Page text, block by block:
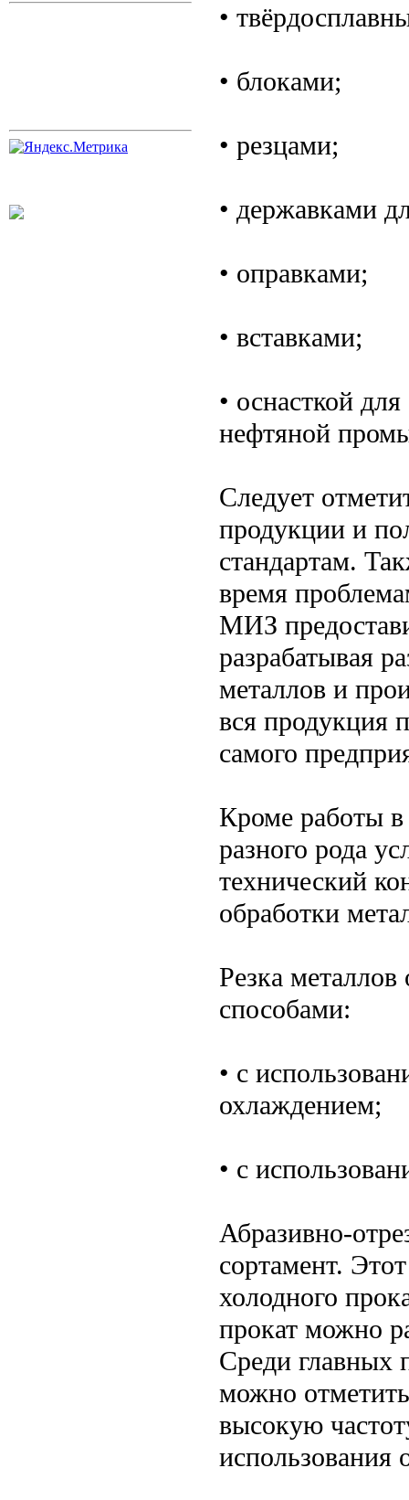
•
• блоками;
• резцами;
• державками
• оправками;
• вставками;
• оснасткой
нефтяной
Следует
продукции и
стандартам.
время
МИЗ
разрабатывая
металлов и
вся продукция
самого
Кроме работы
разного рода
технический
обработки
Резка
способами:
• с
охлаждением;
• с
Абразивно-
сортамент.
холодного
прокат можно
Среди главных
можно
высокую
использования